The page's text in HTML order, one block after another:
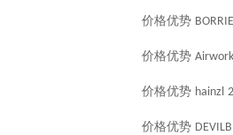
价格优势
价格优势 Airwork
价格优势 hainzl
价格优势